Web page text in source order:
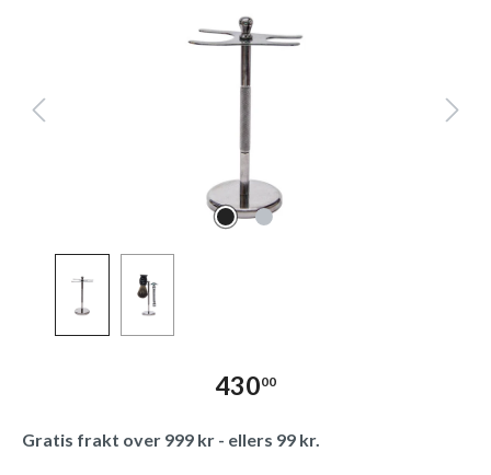
43000
Gratis frakt over 999 kr - ellers 99 kr.